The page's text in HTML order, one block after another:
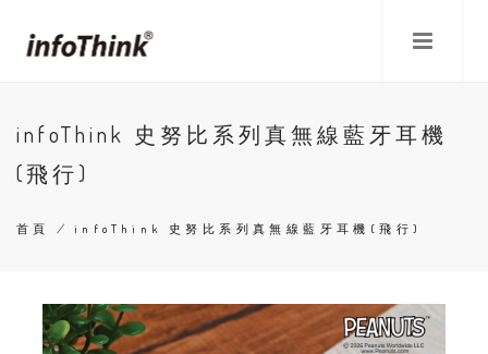
infoThink 史努比系列真無線藍牙耳機
(飛行)
航
首頁 /infoThink 史努比系列真無線藍牙耳機(飛行)